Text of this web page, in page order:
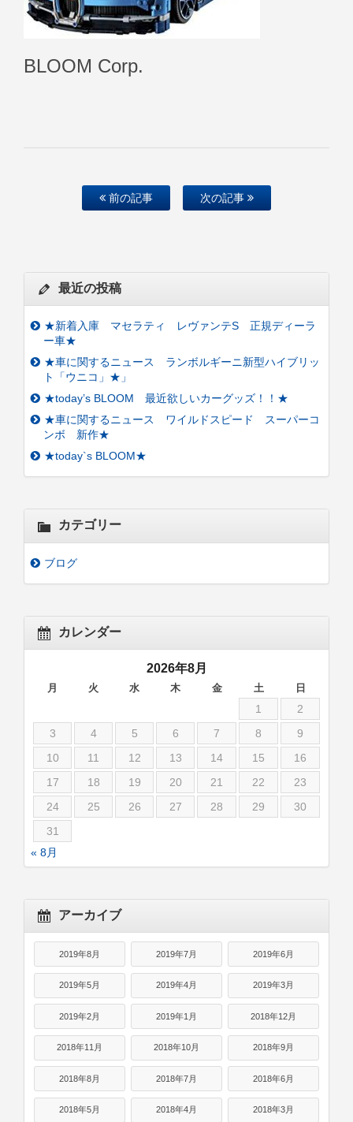
BLOOM Corp.
前の記事 次の記事
最近の投稿
★新着入庫 マセラティ レヴァンテS 正規ディーラ
ー車★
★車に関するニュース ランボルギーニ新型ハイブリッ
ト「ウニコ」★」
★today’s BLOOM 最近欲しいカーグッズ！！★
★車に関するニュース ワイルドスピード スーパーコ
ンボ 新作★
★today`s BLOOM★
カテゴリー
ブログ
カレンダー
2026年8月
月 火 水 木 金 土 日
1
2
3
4 5 6 7 8
9
10
11 12 13 14 15
16
17
18 19 20 21 22
23
24
25 26 27 28 29
30
31
« 8月
アーカイブ
2019年8月 2019年7月 2019年6月
2019年5月 2019年4月 2019年3月
2019年2月 2019年1月 2018年12月
2018年11月 2018年10月 2018年9月
2018年8月 2018年7月 2018年6月
2018年5月 2018年4月 2018年3月